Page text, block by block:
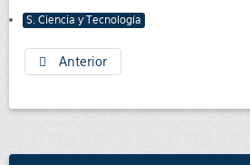
S. Ciencia y Tecnología
Anterior